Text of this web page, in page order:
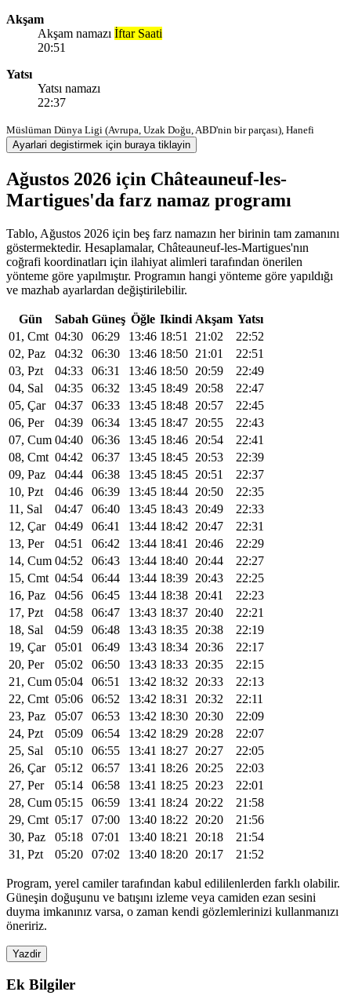
Akşam
Akşam namazı İftar Saati
20:51
Yatsı
Yatsı namazı
22:37
Müslüman Dünya Ligi (Avrupa, Uzak Doğu, ABD'nin bir parçası), Hanefi
Ayarlari degistirmek için buraya tiklayin
Ağustos 2026 için Châteauneuf-les-
Martigues'da farz namaz programı
Tablo, Ağustos 2026 için beş farz namazın her birinin tam zamanını
göstermektedir. Hesaplamalar, Châteauneuf-les-Martigues'nın
coğrafi koordinatları için ilahiyat alimleri tarafından önerilen
yönteme göre yapılmıştır. Programın hangi yönteme göre yapıldığı
ve mazhab ayarlardan değiştirilebilir.
Gün Sabah Güneş Öğle Ikindi Akşam Yatsı
01, Cmt 04:30 06:29 13:46 18:51 21:02
22:52
02, Paz
04:32 06:30 13:46 18:50 21:01
22:51
03, Pzt
04:33 06:31 13:46 18:50 20:59
22:49
04, Sal
04:35 06:32 13:45 18:49 20:58
22:47
05, Çar
04:37 06:33 13:45 18:48 20:57
22:45
06, Per
04:39 06:34 13:45 18:47 20:55
22:43
07, Cum 04:40 06:36 13:45 18:46 20:54
22:41
08, Cmt 04:42 06:37 13:45 18:45 20:53
22:39
09, Paz
04:44 06:38 13:45 18:45 20:51
22:37
10, Pzt
04:46 06:39 13:45 18:44 20:50
22:35
11, Sal
04:47 06:40 13:45 18:43 20:49
22:33
12, Çar
04:49 06:41 13:44 18:42 20:47
22:31
13, Per
04:51 06:42 13:44 18:41 20:46
22:29
14, Cum 04:52 06:43 13:44 18:40 20:44
22:27
15, Cmt 04:54 06:44 13:44 18:39 20:43
22:25
16, Paz
04:56 06:45 13:44 18:38 20:41
22:23
17, Pzt
04:58 06:47 13:43 18:37 20:40
22:21
18, Sal
04:59 06:48 13:43 18:35 20:38
22:19
19, Çar
05:01 06:49 13:43 18:34 20:36
22:17
20, Per
05:02 06:50 13:43 18:33 20:35
22:15
21, Cum 05:04 06:51 13:42 18:32 20:33
22:13
22, Cmt 05:06 06:52 13:42 18:31 20:32
22:11
23, Paz
05:07 06:53 13:42 18:30 20:30
22:09
24, Pzt
05:09 06:54 13:42 18:29 20:28
22:07
25, Sal
05:10 06:55 13:41 18:27 20:27
22:05
26, Çar
05:12 06:57 13:41 18:26 20:25
22:03
27, Per
05:14 06:58 13:41 18:25 20:23
22:01
28, Cum 05:15 06:59 13:41 18:24 20:22
21:58
29, Cmt 05:17 07:00 13:40 18:22 20:20
21:56
30, Paz
05:18 07:01 13:40 18:21 20:18
21:54
31, Pzt
05:20 07:02 13:40 18:20 20:17 21:52
Program, yerel camiler tarafından kabul edililenlerden farklı olabilir.
Güneşin doğuşunu ve batışını izleme veya camiden ezan sesini
duyma imkanınız varsa, o zaman kendi gözlemlerinizi kullanmanızı
öneririz.
Yazdir
Ek Bilgiler